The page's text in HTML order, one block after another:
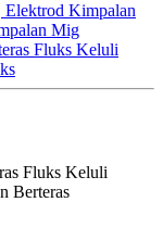
Kimpalan
Mig
Fluks Keluli